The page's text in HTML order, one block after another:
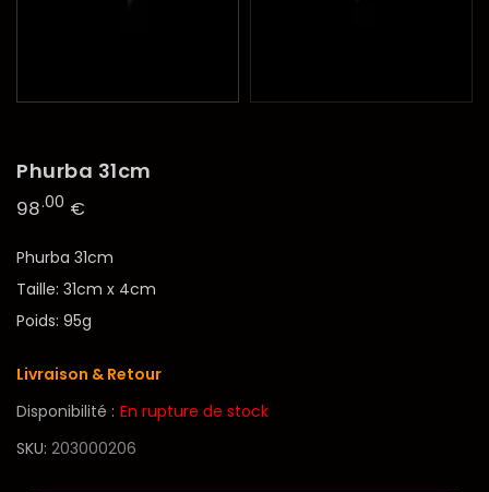
Phurba 31cm
98.00 €
Phurba 31cm
Taille: 31cm x 4cm
Poids: 95g
Livraison & Retour
Disponibilité : En rupture de stock
SKU 203000206